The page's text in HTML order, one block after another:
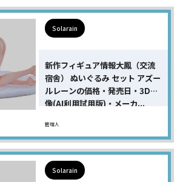
Solarain
新作フィギュア情報大鳳（交流
宿舎） ぬいぐるみ セット アズー
ルレーンの価格・発売日・3D画
像(AI利用試用版)・メーカ...
管理人
Solarain